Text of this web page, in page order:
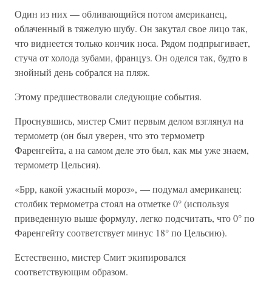
Один из них — обливающийся потом американец,
облаченный в тяжелую шубу. Он закутал свое лицо так,
что виднеется только кончик носа. Рядом подпрыгивает,
стуча от холода зубами, француз. Он оделся так, будто в
знойный день собрался на пляж.
Этому предшествовали следующие события.
Проснувшись, мистер Смит первым делом взглянул на
термометр (он был уверен, что это термометр
Фаренгейта, а на самом деле это был, как мы уже знаем,
термометр Цельсия).
«Брр, какой ужасный мороз», — подумал американец:
столбик термометра стоял на отметке 0° (используя
приведенную выше формулу, легко подсчитать, что 0° по
Фаренгейту соответствует минус 18° по Цельсию).
Естественно, мистер Смит экипировался
соответствующим образом.